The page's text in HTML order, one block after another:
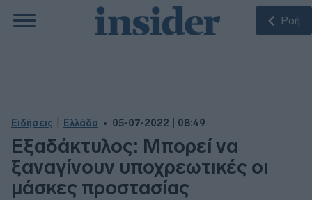
Ροή
Ειδήσεις Ελλάδα 05-07-2022 | 08:49
Εξαδάκτυλος: Μπορεί να
ξαναγίνουν υποχρεωτικές οι
μάσκες προστασίας